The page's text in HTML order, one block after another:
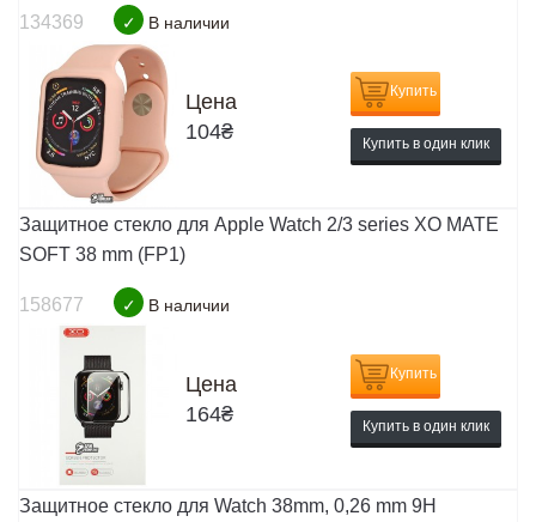
134369 ✓ В наличии
Цена
104₴
Купить
Купить в один клик
Защитное стекло для Apple Watch 2/3 series XO MATE
SOFT 38 mm (FP1)
158677 ✓ В наличии
Цена
164₴
Купить
Купить в один клик
Защитное стекло для Watch 38mm, 0,26 mm 9H